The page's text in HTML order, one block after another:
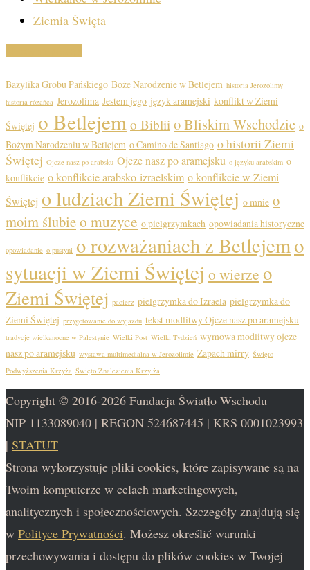
Ziemia Święta
Bazylika Grobu Pańskiego Boże Narodzenie w Betlejem historia Jerozolimy
historia różańca Jerozolima Jestem jego język aramejski konflikt w Ziemi
Świętej o Betlejem o Biblii o Bliskim Wschodzie o
Bożym Narodzeniu w Betlejem o Camino de Santiago o historii Ziemi
Świętej Ojcze nasz po arabsku Ojcze nasz po aramejsku o języku arabskim o
konflikcie o konflikcie arabsko-izraelskim o konflikcie w Ziemi
Świętej o ludziach Ziemi Świętej o mnie o
moim ślubieo muzyce o pielgrzymkach opowiadania historyczne
opowiadanie o pustyni o rozważaniach z Betlejemo
sytuacji w Ziemi Świętej o wierze o
Ziemi Świętej pacierz pielgrzymka do Izraela pielgrzymka do
Ziemi Świętej przygotowanie do wyjazdu tekst modlitwy Ojcze nasz po aramejsku
tradycje wielkanocne w Palestynie Wielki Post Wielki Tydzień wymowa modlitwy ojcze
nasz po aramejsku wystawa multimedialna w Jerozolimie Zapach mirry Święto
Podwyższenia Krzyża Święto Znalezienia Krzy ża
Copyright © 2016-2026 Fundacja Światło Wschodu
NIP 1133089040 | REGON 524687445 | KRS 0001023993
| STATUT
Strona wykorzystuje pliki cookies, które zapisywane są na
Twoim komputerze w celach marketingowych,
analitycznych i społecznościowych. Szczegóły znajdują się
w Polityce Prywatności. Możesz określić warunki
przechowywania i dostępu do plików cookies w Twojej